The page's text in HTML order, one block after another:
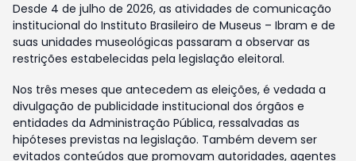
Desde 4 de julho de 2026, as atividades de comunicação
institucional do Instituto Brasileiro de Museus – Ibram e de
suas unidades museológicas passaram a observar as
restrições estabelecidas pela legislação eleitoral.
Nos três meses que antecedem as eleições, é vedada a
divulgação de publicidade institucional dos órgãos e
entidades da Administração Pública, ressalvadas as
hipóteses previstas na legislação. Também devem ser
evitados conteúdos que promovam autoridades, agentes